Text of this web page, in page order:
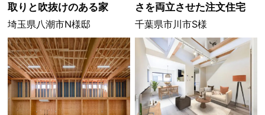
取りと吹抜けのある家
埼玉県八潮市N様邸
さを両立させた注文住宅
千葉県市川市S様